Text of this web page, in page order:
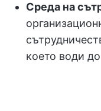
Среда на
което води